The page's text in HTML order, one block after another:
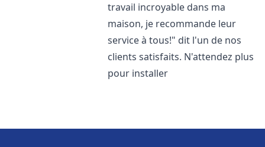
travail incroyable dans ma
maison, je recommande leur
service à tous!" dit l'un de nos
clients satisfaits. N'attendez plus
pour installer